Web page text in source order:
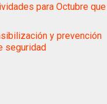
para Octubre que
y prevención
seguridad